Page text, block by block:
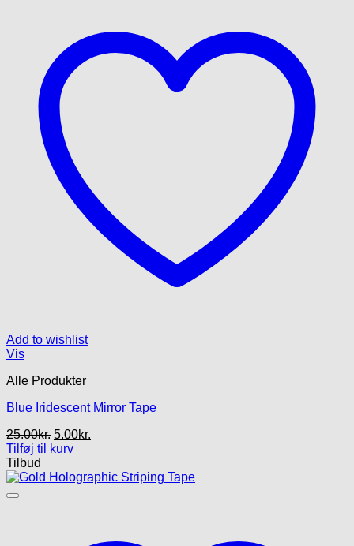
Add to wishlist
Vis
Alle Produkter
Blue Iridescent Mirror Tape
25.00kr. Den
oprindelige
var:
5.00kr.
er:
Tilføj til kurv
Tilbud